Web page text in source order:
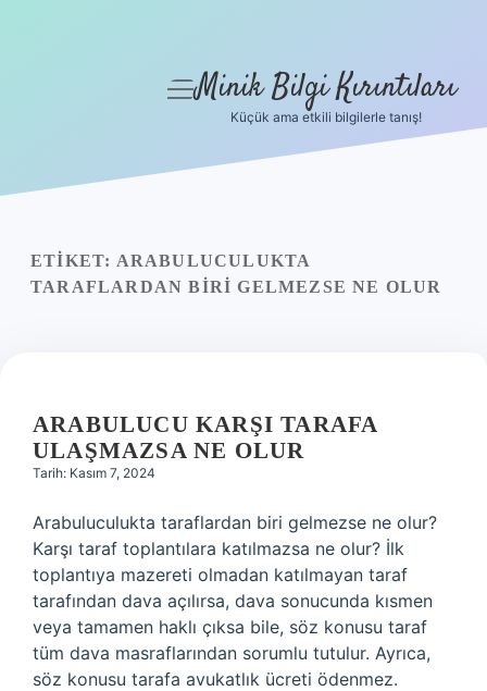
Yasal Uyarı
menüyü
Minik Bilgi Kırıntıları
Küçük ama etkili bilgilerle tanış!
ETIKET: ARABULUCULUKTA
TARAFLARDAN BIRI GELMEZSE NE OLUR
ARABULUCU KARŞI TARAFA
ULAŞMAZSA NE OLUR
Tarih: Kasım 7, 2024
Arabuluculukta taraflardan biri gelmezse ne olur?
Karşı taraf toplantılara katılmazsa ne olur? İlk
toplantıya mazereti olmadan katılmayan taraf
tarafından dava açılırsa, dava sonucunda kısmen
veya tamamen haklı çıksa bile, söz konusu taraf
tüm dava masraflarından sorumlu tutulur. Ayrıca,
söz konusu tarafa avukatlık ücreti ödenmez.